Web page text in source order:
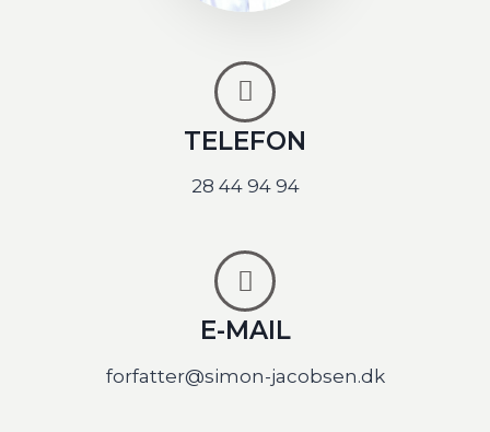
TELEFON
28 44 94 94
E-MAIL
forfatter@simon-jacobsen.dk